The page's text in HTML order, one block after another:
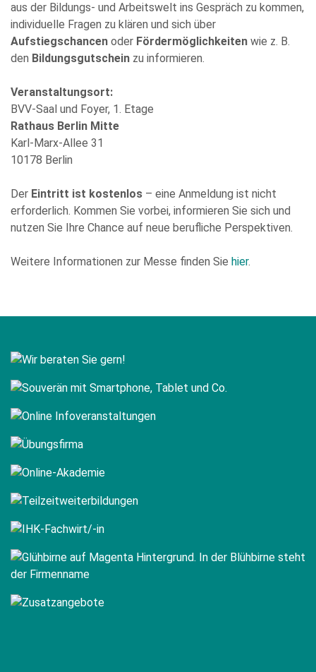
aus der Bildungs- und Arbeitswelt ins Gespräch zu kommen,
individuelle Fragen zu klären und sich über
Aufstiegschancen oder Fördermöglichkeiten wie z. B.
den Bildungsgutschein zu informieren.
Veranstaltungsort:
BVV-Saal und Foyer, 1. Etage
Rathaus Berlin Mitte
Karl-Marx-Allee 31
10178 Berlin
Der Eintritt ist kostenlos – eine Anmeldung ist nicht
erforderlich. Kommen Sie vorbei, informieren Sie sich und
nutzen Sie Ihre Chance auf neue berufliche Perspektiven.
Weitere Informationen zur Messe finden Sie hier.
Die Datenschutzerklärung habe ich zur Kenntnis genommen
und stimme der elektronischen Erhebung und Speicherung
meiner Angaben sowie Daten für den Zweck der Beantwortung
meiner Anfrage zu. Bitte beachten Sie: Diese Einwilligung
können Sie per E-Mail an info@comhard.de jederzeit für die
Zukunft widerrufen.
Datenschutzbestimmungen